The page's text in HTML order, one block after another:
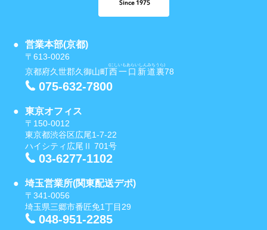
営業本部(京都)
〒613-0026
京都府久世郡久御山町西一口新道裏
(にしいもあらいしんみちうら)
78
075-632-7800
東京オフィス
〒150-0012
東京都渋谷区広尾1-7-22
ハイシティ広尾Ⅱ 701号
03-6277-1102
埼玉営業所(関東配送デポ)
〒341-0056
埼玉県三郷市番匠免1丁目29
048-951-2285